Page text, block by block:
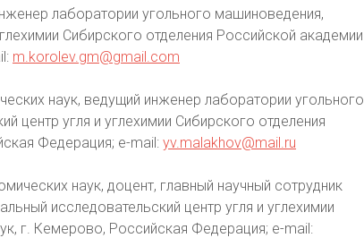
лаборатории угольного машиноведения,
Сибирского отделения Российской академии
m.korolev.gm@gmail.com
наук, ведущий инженер лаборатории угольного
центр угля и углехимии Сибирского отделения
Федерация; е-mail: yv.malakhov@mail.ru
наук, доцент, главный научный сотрудник
исследовательский центр угля и углехимии
г. Кемерово, Российская Федерация; e-mail: